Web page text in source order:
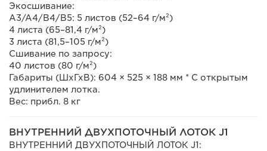
Экосшивание:
A3/A4/B4/B5: 5 листов (52–64 г/м²)
4 листа (65–81,4 г/м²)
3 листа (81,5–105 г/м²)
Сшивание по запросу:
40 листов (80 г/м²)
Габариты (ШхГхВ): 604 × 525 × 188 мм * С открытым
удлинителем лотка.
Вес: прибл. 8 кг
ВНУТРЕННИЙ ДВУХПОТОЧНЫЙ ЛОТОК J1
ВНУТРЕННИЙ ДВУХПОТОЧНЫЙ ЛОТОК J1: